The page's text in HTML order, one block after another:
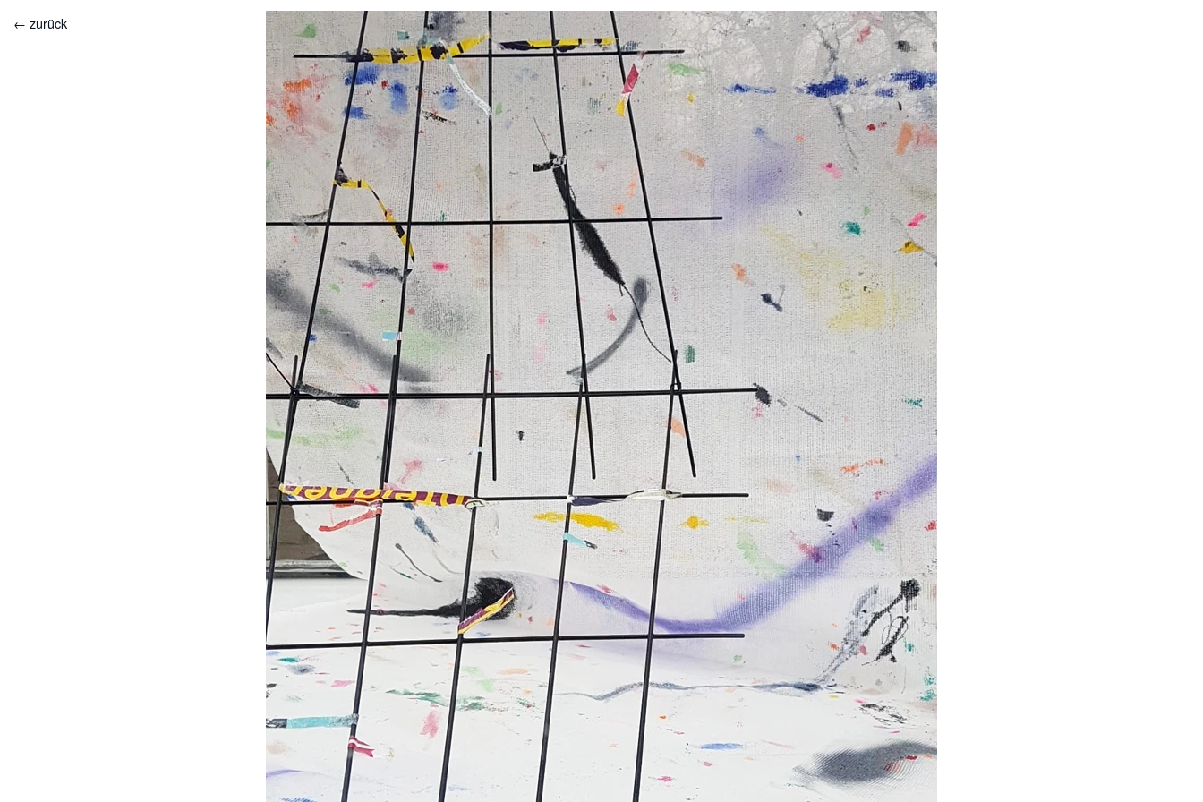
← zurück